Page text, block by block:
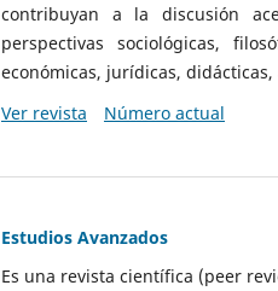
contribuyan a la discusión
perspectivas sociológicas,
económicas, jurídicas,
Ver revista
Número actual
Estudios Avanzados
Es una revista científica (peer